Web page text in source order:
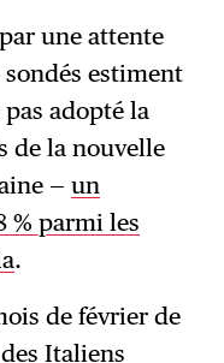
une attente
sondés estiment
adopté la
de la nouvelle
— un
% parmi les
.
de février de
Italiens